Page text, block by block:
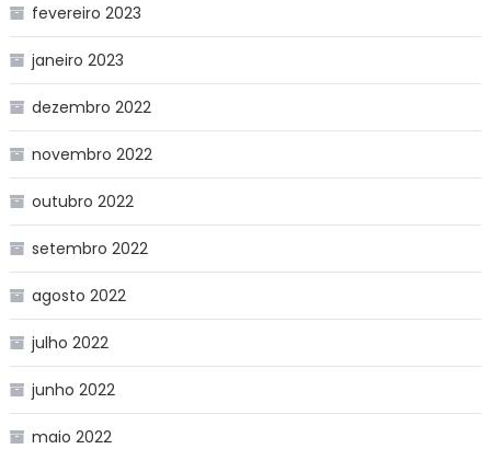
fevereiro 2023
janeiro 2023
dezembro 2022
novembro 2022
outubro 2022
setembro 2022
agosto 2022
julho 2022
junho 2022
maio 2022